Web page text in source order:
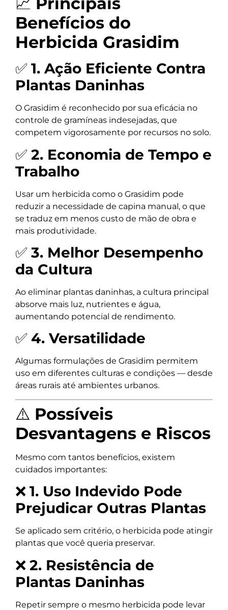
Benefícios do
Herbicida Grasidim
✅ 1. Ação Eficiente Contra
Plantas Daninhas
O Grasidim é reconhecido por sua eficácia no
controle de gramíneas indesejadas, que
competem vigorosamente por recursos no solo.
✅ 2. Economia de Tempo e
Trabalho
Usar um herbicida como o Grasidim pode
reduzir a necessidade de capina manual, o que
se traduz em menos custo de mão de obra e
mais produtividade.
✅ 3. Melhor Desempenho
da Cultura
Ao eliminar plantas daninhas, a cultura principal
absorve mais luz, nutrientes e água,
aumentando potencial de rendimento.
✅ 4. Versatilidade
Algumas formulações de Grasidim permitem
uso em diferentes culturas e condições — desde
áreas rurais até ambientes urbanos.
⚠️ Possíveis
Desvantagens e Riscos
Mesmo com tantos benefícios, existem
cuidados importantes:
❌ 1. Uso Indevido Pode
Prejudicar Outras Plantas
Se aplicado sem critério, o herbicida pode atingir
plantas que você queria preservar.
❌ 2. Resistência de
Plantas Daninhas
Repetir sempre o mesmo herbicida pode levar